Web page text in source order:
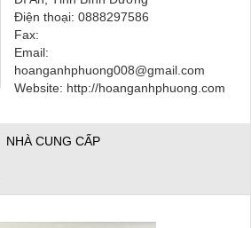
Điện thoại: 0888297586
Fax:
Email:
hoanganhphuong008@gmail.com
Website: http://hoanganhphuong.com
NHÀ CUNG CẤP